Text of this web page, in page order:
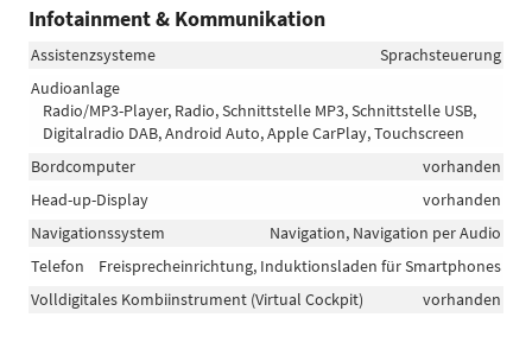
Infotainment & Kommunikation
Assistenzsysteme
Sprachsteuerung
Audioanlage
Radio/MP3-Player, Radio, Schnittstelle MP3, Schnittstelle USB,
Digitalradio DAB, Android Auto, Apple CarPlay, Touchscreen
Bordcomputer
vorhanden
Head-up-Display
vorhanden
Navigationssystem
Navigation, Navigation per Audio
Telefon
Freisprecheinrichtung, Induktionsladen für Smartphones
Volldigitales Kombiinstrument (Virtual Cockpit)
vorhanden